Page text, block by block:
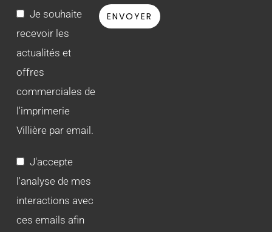
Je souhaite
recevoir les
actualités et
offres
commerciales de
l'imprimerie
Villière par email.
J'accepte
l'analyse de mes
interactions avec
ces emails afin